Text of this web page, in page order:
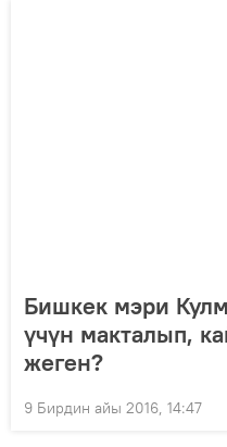
Бишкек мэри
үчүн макталып,
жеген?
9 Бирдин айы 2016, 14:47